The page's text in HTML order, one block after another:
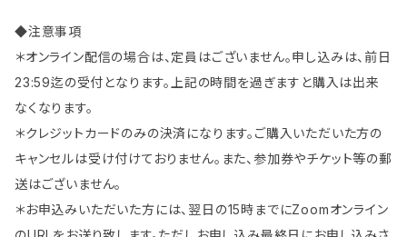
◆注意事項
＊オンライン配信の場合は、定員はございません。申し込みは、前日
23:59迄の受付となります。上記の時間を過ぎますと購入は出来
なくなります。
＊クレジットカードのみの決済になります。ご購入いただいた方の
キャンセルは受け付けておりません。また、参加券やチケット等の郵
送はございません。
＊お申込みいただいた方には、翌日の15時までにZoomオンライン